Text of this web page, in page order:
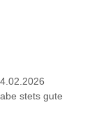
stets gute